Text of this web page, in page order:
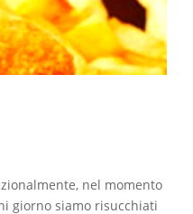
nel momento
giorno siamo risucchiati